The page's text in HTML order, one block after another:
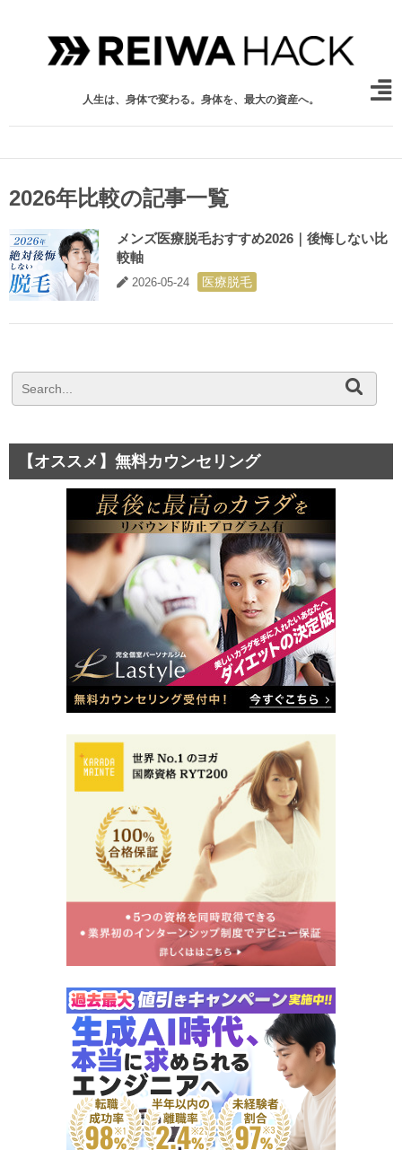
人生は、身体で変わる。身体を、最大の資産へ。
2026年比較の記事一覧
メンズ医療脱毛おすすめ2026｜後悔しない比
較軸
2026-05-24 医療脱毛
【オススメ】無料カウンセリング